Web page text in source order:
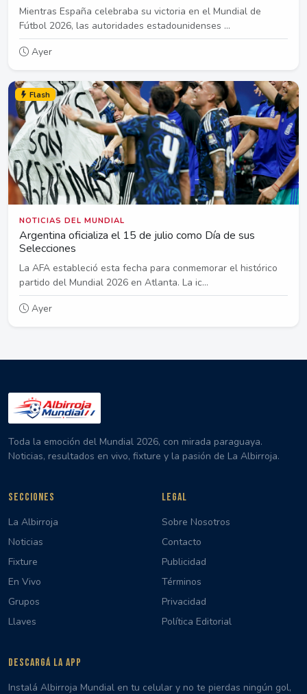
Mientras España celebraba su victoria en el Mundial de
Fútbol 2026, las autoridades estadounidenses ...
Ayer
Flash
NOTICIAS DEL MUNDIAL
Argentina oficializa el 15 de julio como Día de sus
Selecciones
La AFA estableció esta fecha para conmemorar el histórico
partido del Mundial 2026 en Atlanta. La ic...
Ayer
Toda la emoción del Mundial 2026, con mirada paraguaya.
Noticias, resultados en vivo, fixture y la pasión de La Albirroja.
SECCIONES
La Albirroja
Noticias
Fixture
En Vivo
Grupos
Llaves
LEGAL
Sobre Nosotros
Contacto
Publicidad
Términos
Privacidad
Política Editorial
DESCARGÁ LA APP
Instalá Albirroja Mundial en tu celular y no te pierdas ningún gol,